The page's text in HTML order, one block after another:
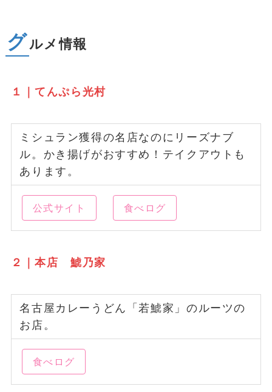
グルメ情報
１｜てんぷら光村
ミシュラン獲得の名店なのにリーズナブ
ル。かき揚げがおすすめ！テイクアウトも
あります。
公式サイト 食べログ
２｜本店 鯱乃家
名古屋カレーうどん「若鯱家」のルーツの
お店。
食べログ